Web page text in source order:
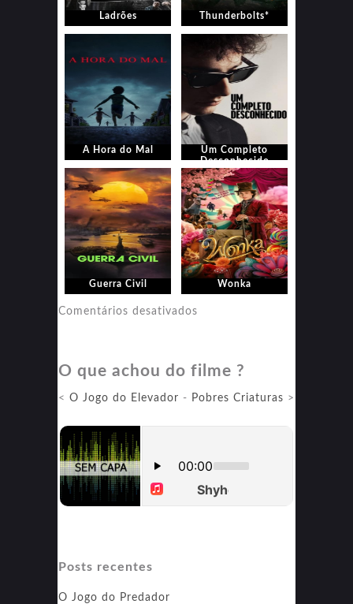
Ladrões Thunderbolts*
A Hora do Mal
Um Completo
Desconhecido
Guerra Civil Wonka
Comentários desativados
O que achou do filme ?
< O Jogo do Elevador - Pobres Criaturas >
Posts recentes
O Jogo do Predador